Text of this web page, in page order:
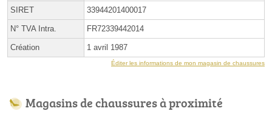
SIRET 33944201400017
N° TVA Intra. FR72339442014
Création 1 avril 1987
Éditer les informations de mon magasin de chaussures
Magasins de chaussures à proximité